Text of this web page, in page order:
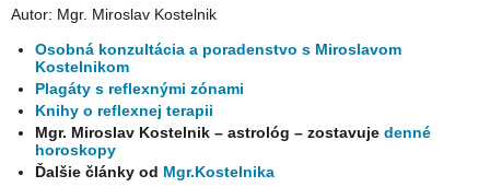
Autor: Mgr. Miroslav Kostelnik
Osobná konzultácia a poradenstvo s Miroslavom
Kostelnikom
Plagáty s reflexnými zónami
Knihy o reflexnej terapii
Mgr. Miroslav Kostelnik – astrológ – zostavujedenné
horoskopy
Ďalšie články od Mgr.Kostelnika